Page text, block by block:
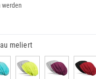
werden
meliert